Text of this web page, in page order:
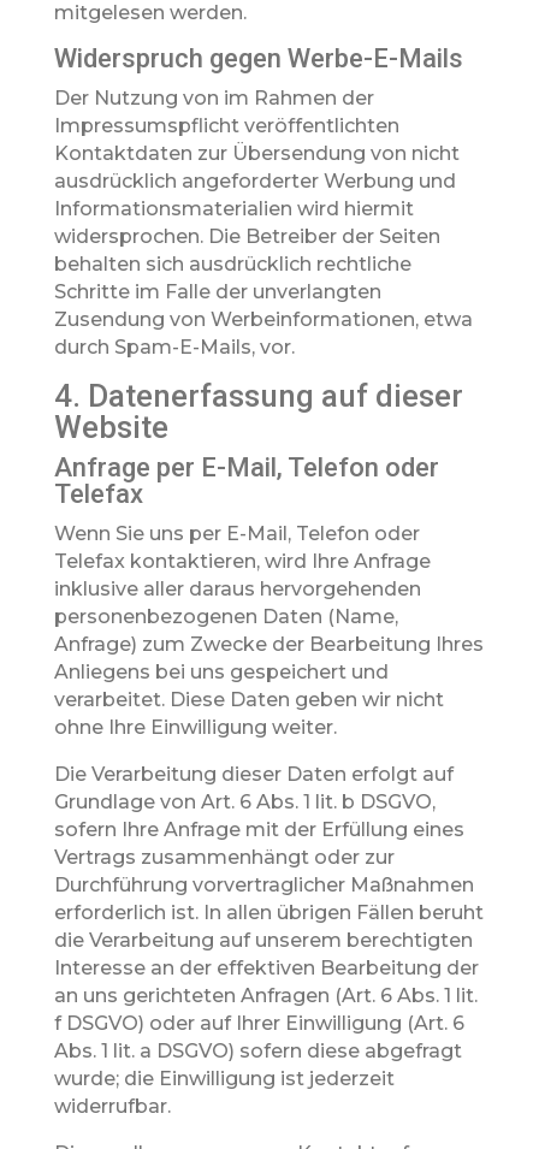
mitgelesen werden.
Widerspruch gegen Werbe-E-Mails
Der Nutzung von im Rahmen der
Impressumspflicht veröffentlichten
Kontaktdaten zur Übersendung von nicht
ausdrücklich angeforderter Werbung und
Informationsmaterialien wird hiermit
widersprochen. Die Betreiber der Seiten
behalten sich ausdrücklich rechtliche
Schritte im Falle der unverlangten
Zusendung von Werbeinformationen, etwa
durch Spam-E-Mails, vor.
4. Datenerfassung auf dieser
Website
Anfrage per E-Mail, Telefon oder
Telefax
Wenn Sie uns per E-Mail, Telefon oder
Telefax kontaktieren, wird Ihre Anfrage
inklusive aller daraus hervorgehenden
personenbezogenen Daten (Name,
Anfrage) zum Zwecke der Bearbeitung Ihres
Anliegens bei uns gespeichert und
verarbeitet. Diese Daten geben wir nicht
ohne Ihre Einwilligung weiter.
Die Verarbeitung dieser Daten erfolgt auf
Grundlage von Art. 6 Abs. 1 lit. b DSGVO,
sofern Ihre Anfrage mit der Erfüllung eines
Vertrags zusammenhängt oder zur
Durchführung vorvertraglicher Maßnahmen
erforderlich ist. In allen übrigen Fällen beruht
die Verarbeitung auf unserem berechtigten
Interesse an der effektiven Bearbeitung der
an uns gerichteten Anfragen (Art. 6 Abs. 1 lit.
f DSGVO) oder auf Ihrer Einwilligung (Art. 6
Abs. 1 lit. a DSGVO) sofern diese abgefragt
wurde; die Einwilligung ist jederzeit
widerrufbar.